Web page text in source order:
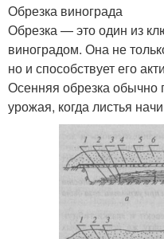
Обрезка винограда
Обрезка — это один из
виноградом. Она не
но и способствует его
Осенняя обрезка обычно
урожая, когда листья